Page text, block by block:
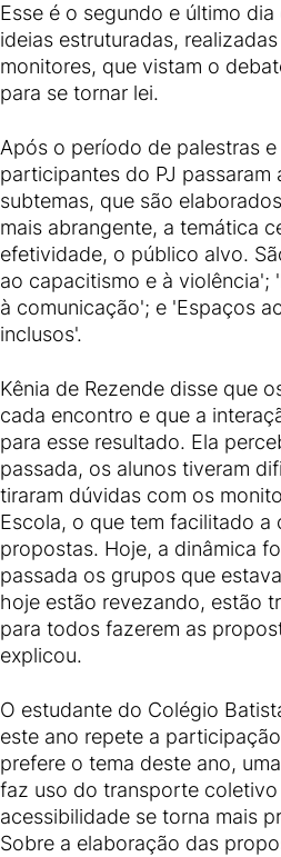
Esse é o segundo e último
ideias estruturadas,
monitores, que vistam o
para se tornar lei.
Após o período de palestras
participantes do PJ passaram
subtemas, que são
mais abrangente, a temática
efetividade, o público alvo.
ao capacitismo e à violência';
à comunicação'; e 'Espaços
inclusos'.
Kênia de Rezende disse que
cada encontro e que a
para esse resultado. Ela
passada, os alunos tiveram
tiraram dúvidas com os
Escola, o que tem facilitado a
propostas. Hoje, a dinâmica
passada os grupos que
hoje estão revezando, estão
para todos fazerem as
explicou.
O estudante do Colégio
este ano repete a
prefere o tema deste ano,
faz uso do transporte
acessibilidade se torna mais
Sobre a elaboração das